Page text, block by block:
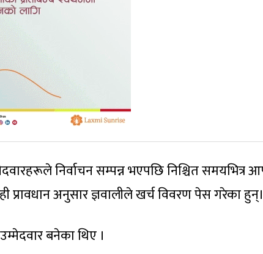
निर्वाचन सम्पन्न भएपछि निश्चित समयभित्र
प्रावधान अनुसार ज्ञवालीले खर्च विवरण पेस गरेका
बनेका थिए ।